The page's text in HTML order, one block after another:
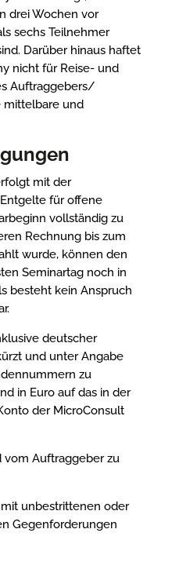
drei Wochen vor
sechs Teilnehmer
Darüber hinaus haftet
nicht für Reise- und
Auftraggebers/
mittelbare und
mit der
für offene
vollständig zu
Rechnung bis zum
wurde, können den
Seminartag noch in
besteht kein Anspruch
deutscher
und unter Angabe
zu
in Euro auf das in der
der MicroConsult
vom Auftraggeber zu
unbestrittenen oder
Gegenforderungen